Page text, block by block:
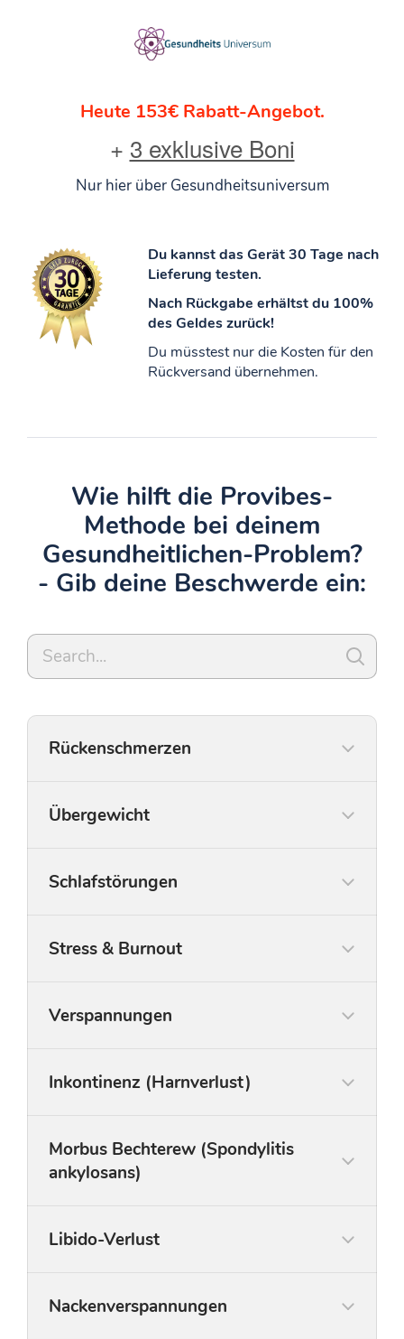
Heute 153€ Rabatt-Angebot.
+ 3 exklusive Boni
Nur hier über Gesundheitsuniversum
Du kannst das Gerät 30 Tage nach
Lieferung testen.
Nach Rückgabe erhältst du 100%
des Geldes zurück!
Du müsstest nur die Kosten für den
Rückversand übernehmen.
Wie hilft die Provibes-
Methode bei deinem
Gesundheitlichen-Problem?
- Gib deine Beschwerde ein:
Rückenschmerzen
Täglich für insgesammt 10 Minuten oder
Übergewicht
Schlafstörungen
Stress & Burnout
Verspannungen
Inkontinenz (Harnverlust)
Morbus Bechterew (Spondylitis
ankylosans)
Libido-Verlust
Nackenverspannungen